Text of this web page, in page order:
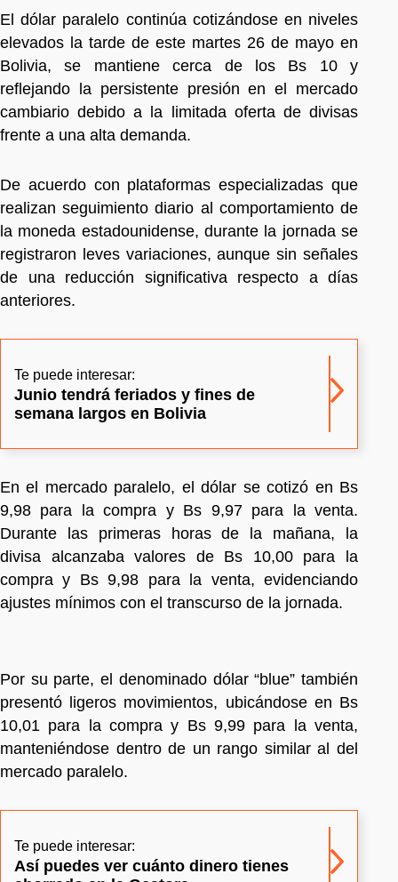
El dólar paralelo continúa cotizándose en niveles
elevados la tarde de este martes 26 de mayo en
Bolivia, se mantiene cerca de los Bs 10 y
reflejando la persistente presión en el mercado
cambiario debido a la limitada oferta de divisas
frente a una alta demanda.
De acuerdo con plataformas especializadas que
realizan seguimiento diario al comportamiento de
la moneda estadounidense, durante la jornada se
registraron leves variaciones, aunque sin señales
de una reducción significativa respecto a días
anteriores.
Te puede interesar:
Junio tendrá feriados y fines de
semana largos en Bolivia
En el mercado paralelo, el dólar se cotizó en Bs
9,98 para la compra y Bs 9,97 para la venta.
Durante las primeras horas de la mañana, la
divisa alcanzaba valores de Bs 10,00 para la
compra y Bs 9,98 para la venta, evidenciando
ajustes mínimos con el transcurso de la jornada.
Por su parte, el denominado dólar “blue” también
presentó ligeros movimientos, ubicándose en Bs
10,01 para la compra y Bs 9,99 para la venta,
manteniéndose dentro de un rango similar al del
mercado paralelo.
Te puede interesar:
Así puedes ver cuánto dinero tienes